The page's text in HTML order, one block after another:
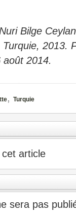
Bilge
2013.
2014.
, Turquie
article
sera pas